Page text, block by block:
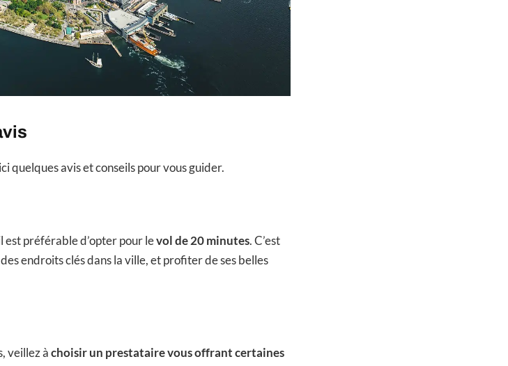
quelques avis et conseils pour vous guider.
est préférable d’opter pour levol de 20 minutes. C’est
endroits clés dans la ville, et profiter de ses belles
veillez à choisir un prestataire vous offrant certaines